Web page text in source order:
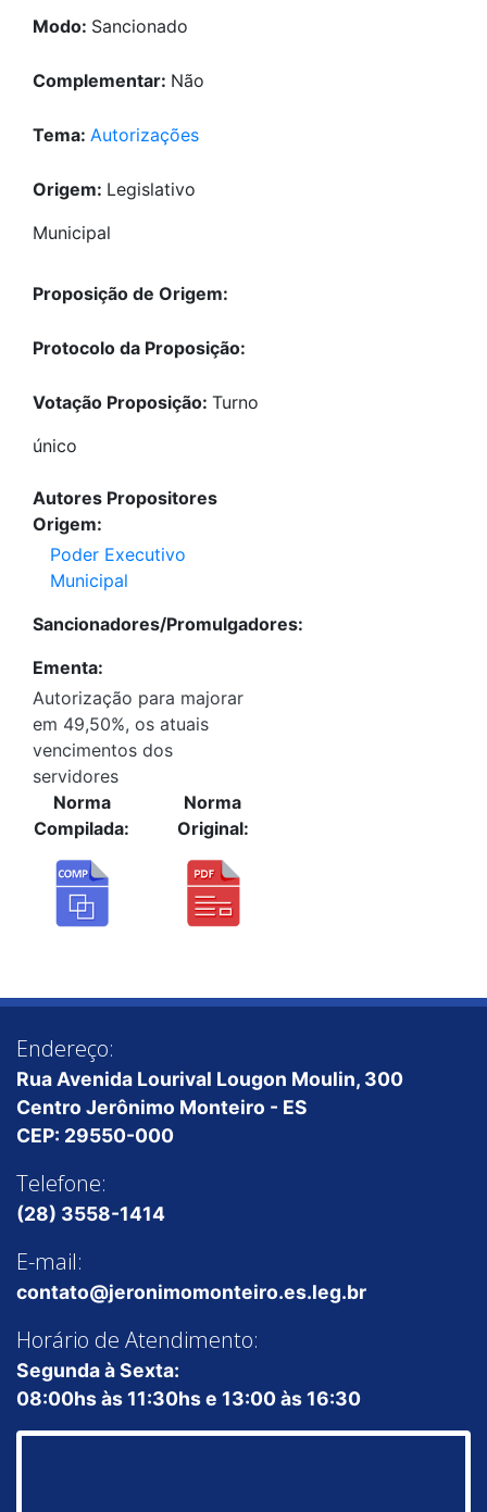
Modo: Sancionado
Complementar: Não
Tema: Autorizações
Origem: Legislativo
Municipal
Proposição de Origem:
Protocolo da Proposição:
Votação Proposição: Turno
único
Autores Propositores
Origem:
Poder Executivo
Municipal
Sancionadores/Promulgadores:
Ementa:
Autorização para majorar
em 49,50%, os atuais
vencimentos dos
servidores
Norma
Compilada:
Norma
Original:
Endereço:
Rua Avenida Lourival Lougon Moulin, 300
Centro Jerônimo Monteiro - ES
CEP: 29550-000
Telefone:
(28) 3558-1414
E-mail:
contato@jeronimomonteiro.es.leg.br
Horário de Atendimento:
Segunda à Sexta:
08:00hs às 11:30hs e 13:00 às 16:30